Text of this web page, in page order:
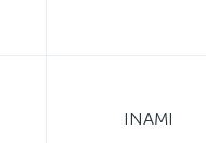
INAMI